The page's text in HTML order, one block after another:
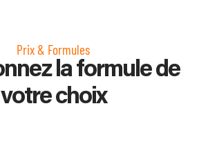
Prix & Formules
la formule de
votre choix